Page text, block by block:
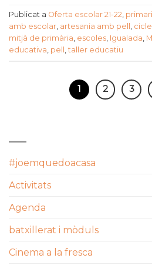
Publicat a Oferta escolar 21-22,
amb escolar, artesania amb pell ,
mitjà de primària, escoles, Igualada,
educativa, pell , taller educatiu
1 2 3
#joemquedoacasa
Activitats
Agenda
batxillerat i mòduls
Cinema a la fresca